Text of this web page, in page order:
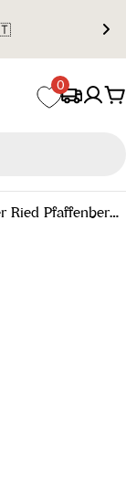
0
Grüner Veltliner Ried Pfaffenberg Alte Reben Kremstal DAC Reserve 2021